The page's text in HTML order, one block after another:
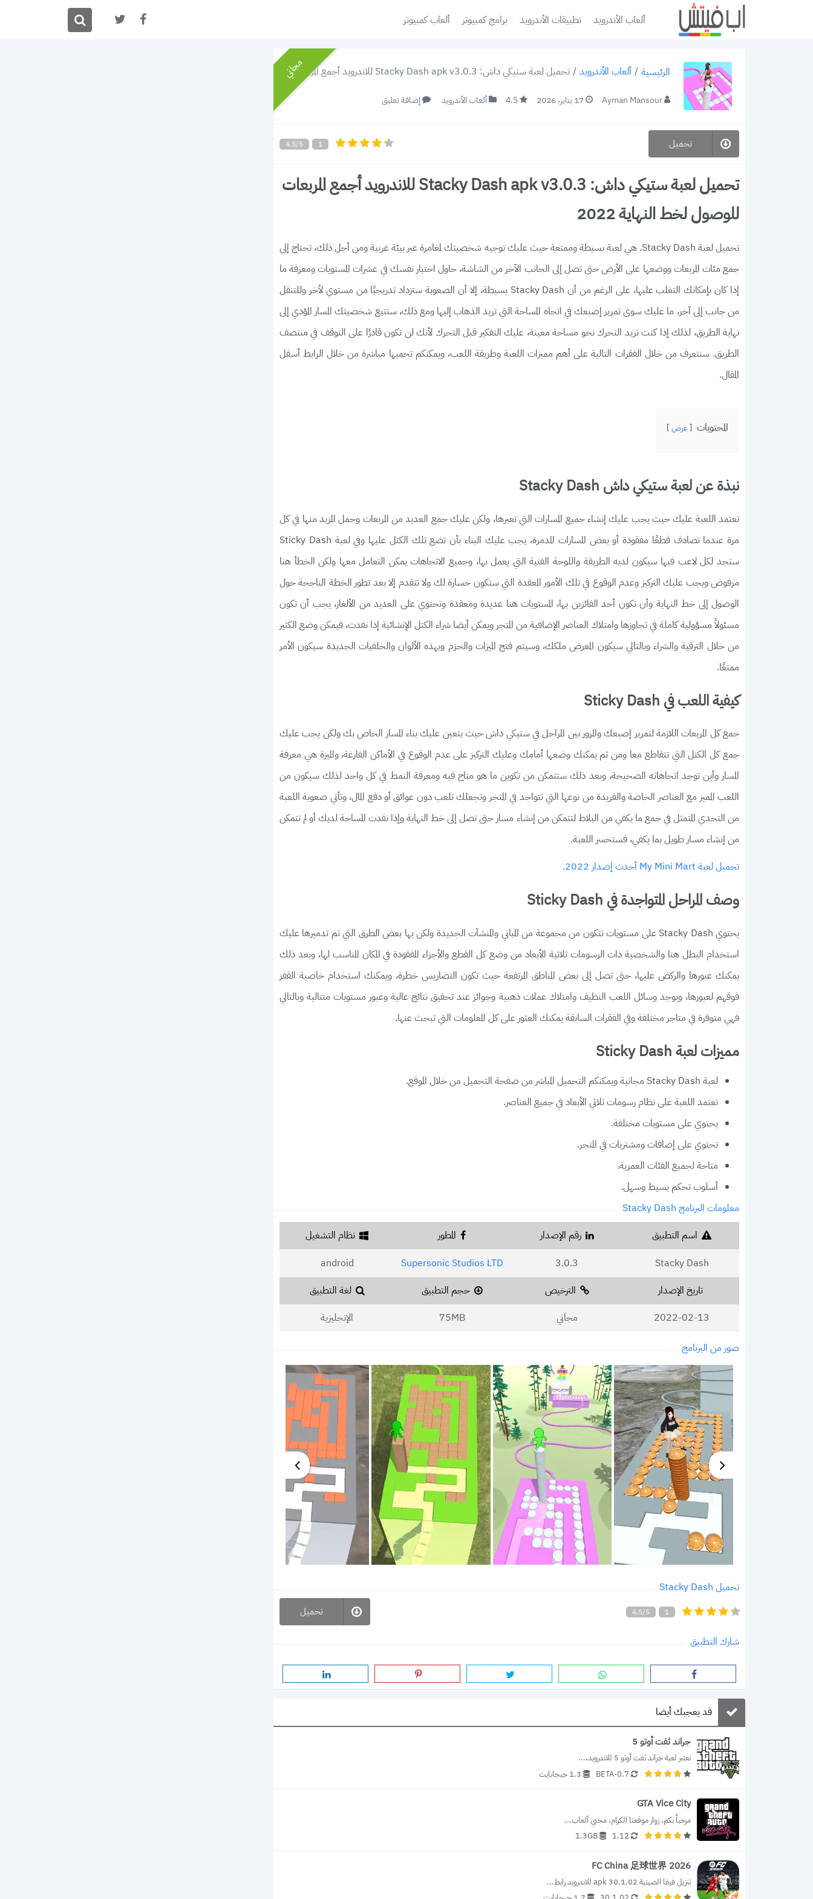
ألعاب الأندرويد تطبيقات الأندرويد برامج كمبيوتر ألعاب كمبيوتر
الرئيسية / ألعاب الأندرويد / تحميل لعبة ستيكي داش: Stacky Dash apk v3.0.3 للاندرويد أجمع المربعات للوصول لخط النهاية 2022
Ayman Mansour 17 يناير، 2026 4.5 ألعاب الأندرويد إضافة تعليق
مجاني
4.5/5 1 تحميل
تحميل لعبة ستيكي داش: Stacky Dash apk v3.0.3 للاندرويد أجمع المربعات
للوصول لخط النهاية 2022
تحميل لعبة Stacky Dash. هي لعبة بسيطة وممتعة حيث عليك توجيه شخصيتك لمغامرة عبر بيئة غريبة ومن أجل ذلك، تحتاج إلى
جمع مئات المربعات ووضعها على الأرض حتى تصل إلى الجانب الآخر من الشاشة، حاول اختبار نفسك في عشرات المستويات ومعرفة ما
إذا كان بإمكانك التغلب عليها، على الرغم من أن Stacky Dash بسيطة، إلا أن الصعوبة ستزداد تدريجيًا من مستوي لأخر وللتنقل
من جانب إلى آخر، ما عليك سوى تمرير إصبعك في اتجاه المساحة التي تريد الذهاب إليها ومع ذلك، ستتبع شخصيتك المسار المؤدي إلى
نهاية الطريق، لذلك إذا كنت تريد التحرك نحو مساحة معينة، عليك التفكير قبل التحرك لأنك لن تكون قادرًا على التوقف في منتصف
الطريق. سنتعرف من خلال الفقرات التالية على أهم مميزات اللعبة وطريقة اللعب، ويمكنكم تحميها مباشرة من خلال الرابط أسفل
المقال.
المحتويات عرض
نبذة عن لعبة ستيكي داش Stacky Dash
تعتمد اللعبة عليك حيث يجب عليك إنشاء جميع المسارات التي تعبرها، ولكن عليك جمع العديد من المربعات وحمل المزيد منها في كل
مرة عندما تصادف قطعًا مفقودة أو بعض المسارات المدمرة، يجب عليك البناء بأن تضع تلك الكتل عليها وفي لعبة Sticky Dash
ستجد لكل لاعب فيها سيكون لديه الطريقة واللوحة الفنية التي يعمل بها، وجميع الاتجاهات يمكن التعامل معها ولكن الخطأ هنا
مرفوض ويجب عليك التركيز وعدم الوقوع في تلك الأمور المعقدة التي ستكون خسارة لك ولا تتقدم إلا بعد تطور الخطة الناجحة حول
الوصول إلى خط النهاية وأن تكون أحد الفائزين بها، المستويات هنا عديدة ومعقدة وتحتوي على العديد من الألغاز، يجب أن تكون
مسئولاً مسؤولية كاملة في تجاوزها وامتلاك العناصر الإضافية من المتجر ويمكن أيضا شراء الكتل الإنشائية إذا نفدت، فيمكن وضع الكثير
من خلال الترقية والشراء وبالتالي سيكون المعرض ملكك، وسيتم فتح الميزات والحزم وبهذه الألوان والخلفيات الجديدة سيكون الأمر
ممتعًا.
كيفية اللعب في Sticky Dash
جمع كل المربعات اللازمة لتمرير إصبعك والمرور بين المراحل في ستيكي داش حيث يتعين عليك بناء المسار الخاص بك ولكن يجب عليك
جمع كل الكتل التي تتقاطع معا ومن ثم يمكنك وضعها أمامك وعليك التركيز على عدم الوقوع في الأماكن الفارغة، والميزة هي معرفة
المسار وأين توجد اتجاهاته الصحيحة، وبعد ذلك ستتمكن من تكوين ما هو متاح فيه ومعرفة النمط في كل واحد لذلك سيكون من
اللعب المميز مع العناصر الخاصة والفريدة من نوعها التي تتواجد في المتجر وتجعلك تلعب دون عوائق أو دفع المال، وتأتي صعوبة اللعبة
من التحدي المتمثل في جمع ما يكفي من البلاط لتتمكن من إنشاء مسار حتى تصل إلى خط النهاية وإذا نفدت المساحة لديك أو لم تتمكن
من إنشاء مسار طويل بما يكفي، فستخسر اللعبة.
تحميل لعبة My Mini Mart أحدث إصدار 2022.
وصف المراحل المتواجدة في Sticky Dash
يحتوي Stacky Dash على مستويات تتكون من مجموعة من المباني والمنشآت الجديدة ولكن بها بعض الطرق التي تم تدميرها عليك
استخدام البطل هنا والشخصية ذات الرسومات ثلاثية الأبعاد من وضع كل القطع والأجزاء المفقودة في المكان المناسب لها، وبعد ذلك
يمكنك عبورها والركض عليها، حتى تصل إلى بعض المناطق المرتفعة حيث تكون التضاريس خطرة، ويمكنك استخدام خاصية القفز
فوقهم لعبورها، ويوجد وسائل اللعب النظيف وامتلاك عملات ذهبية وجوائز عند تحقيق نتائج عالية وعبور مستويات متتالية وبالتالي
فهي متوفرة في متاجر مختلفة وفي الفقرات السابقة يمكنك العثور على كل المعلومات التي تبحث عنها.
مميزات لعبة Sticky Dash
لعبة Stacky Dash مجانية ويمكنكم التحميل المباشر من صفحة التحميل من خلال الموقع.
تعتمد اللعبة على نظام رسومات ثلاثي الأبعاد في جميع العناصر.
يحتوي على مستويات مختلفة.
تحتوي على إضافات ومشتريات في المتجر.
متاحة لجميع الفئات العمرية.
أسلوب تحكم بسيط وسهل.
معلومات البرنامج Stacky Dash
اسم التطبيق
Stacky Dash
رقم الإصدار
3.0.3
المطور
Supersonic Studios LTD
نظام التشغيل
android
تاريخ الإصدار
2022-02-13
الترخيص
مجاني
حجم التطبيق
75MB
لغة التطبيق
الإنجليزية
صور من البرنامج
تحميل Stacky Dash
4.5/5 1 تحميل
شارك التطبيق
قد يعجبك أيضا
جراند ثفت أوتو 5
تعتبر لعبة جراند ثفت أوتو 5 للاندرويد،...
0.7-BETA
1.3 جيجابايت
GTA Vice City
مرحباً بكم، زوار موقعنا الكرام، محبي ألعاب...
1.12
1.3GB
FC China 足球世界 2026
تنزيل فيفا الصينية 30.1.02 apk للاندرويد رابط...